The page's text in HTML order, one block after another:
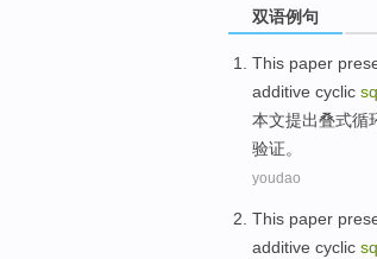
双语例句
This paper
additive cyclic
本文提出叠式循
验证。
youdao
This paper
additive cyclic